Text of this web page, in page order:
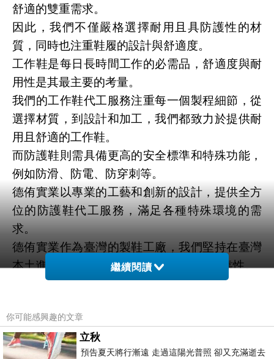
舒適的雙重需求。
因此，我們不僅嚴格選擇耐用且具防護性的材
質，同時也注重鞋履的設計與舒適度。
工作鞋是每日長時間工作的必需品，舒適度與耐
用性是其最主要的考量。
我們的工作鞋代工服務注重每一個製程細節，從
選擇材質，到設計和加工，我們都致力於提供耐
用且舒適的工作鞋。
而防護鞋則需具備更高的安全標準和特殊功能，
例如防滑、防電、防穿刺等。
德侑實業以專業的工藝和創新的設計，提供全方
位的防護鞋代工服務，滿足各種特殊環境的需
求。
德侑實業作為臺灣的製鞋工廠，我們堅持在臺灣
本土進行生產，以確保品質的一致性和可靠性。
我們的專業團隊擁有豐富的經驗，並致力於追求
繼續閱讀
你可能感興趣的文章
立秋
預告夏天將行漸遠 走過這陽光普照 卻又充滿逝去